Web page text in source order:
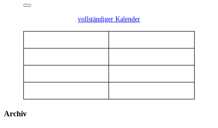
vollständiger Kalender
Archiv